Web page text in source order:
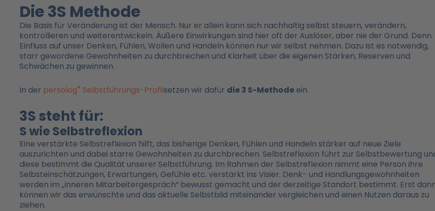
Die 3S Methode
Die Basis für Veränderung ist der Mensch. Nur er allein kann sich nachhaltig selbst steuern, verändern,
kontrollieren und weiterentwickeln. Äußere Einwirkungen sind hier oft der Auslöser, aber nie der Grund. Denn
Einfluss auf unser Denken, Fühlen, Wollen und Handeln können nur wir selbst nehmen. Dazu ist es notwendig,
starr gewordene Gewohnheiten zu durchbrechen und Klarheit über die eigenen Stärken, Reserven und
Schwächen zu gewinnen.
In der persolog® Selbstführungs-Profilsetzen wir dafür die 3 S-Methode ein.
3S steht für:
S wie Selbstreflexion
Eine verstärkte Selbstreflexion hilft, das bisherige Denken, Fühlen und Handeln stärker auf neue Ziele
auszurichten und dabei starre Gewohnheiten zu durchbrechen. Selbstreflexion führt zur Selbstbewertung
diese bestimmt die Qualität unserer Selbstführung. Im Rahmen der Selbstreflexion nimmt eine Person ihre
Selbsteinschätzungen, Erwartungen, Gefühle etc. verstärkt ins Visier. Denk- und Handlungsgewohnheiten
werden im „inneren Mitarbeitergespräch“ bewusst gemacht und der derzeitige Standort bestimmt. Erst
können wir das erwünschte und das aktuelle Selbstbild miteinander vergleichen und einen Nutzen daraus zu
ziehen.